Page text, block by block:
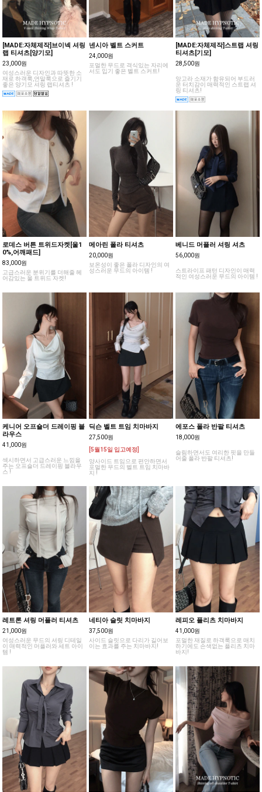
[MADE:자체제작]브이넥 셔링
랩 티셔츠[양기모]
23,000원
여성스러운 디자인과 따뜻한 소
재로 하객룩,연말룩으로 즐기기
좋은 양기모 셔링 랩티셔츠 !
넨시아 벨트 스커트
24,000원
포멀한 무드로 격식있는 자리에
서도 입기 좋은 벨트 스커트!
[MADE:자체제작]스트랩 셔링
티셔츠[기모]
28,500원
앙고라 소재가 함유되어 부드러
운 터치감이 매력적인 스트랩 셔
링 티셔츠!
로데스 버튼 트위드자켓[울1
0%,어깨패드]
83,000원
고급스러운 분위기를 더해줄 헤
어감있는 울 트위드 자켓!
메아린 폴라 티셔츠
20,000원
보온성이 좋은 폴라 디자인의 여
성스러운 무드의 아이템 !
베니드 머플러 셔링 셔츠
56,000원
스트라이프 패턴 디자인이 매력
적인 여성스러운 무드의 아이템 !
케니어 오프숄더 드레이핑 블
라우스
41,000원
섹시하면서 고급스러운 느낌을
주는 오프숄더 드레이핑 블라우
스 !
딕슨 벨트 트임 치마바지
27,500원
[5월15일 입고예정]
양사이드 트임으로 편안하면서
포멀한 무드의 벨트 트임 치마바
지 !
에포스 폴라 반팔 티셔츠
18,000원
슬림하면서도 여리한 핏을 만들
어줄 폴라 반팔 티셔츠!
레트론 셔링 머플러 티셔츠
21,000원
여성스러운 무드의 셔링 디테일
이 매력적인 머플러와 세트 아이
템 !
네티아 슬릿 치마바지
37,500원
사이드 슬릿으로 다리가 길어보
이는 효과를 주는 치마바지!
레피오 플리츠 치마바지
41,000원
포멀한 재질로 하객룩으로 매치
하기에도 손색없는 플리츠 치마
바지!